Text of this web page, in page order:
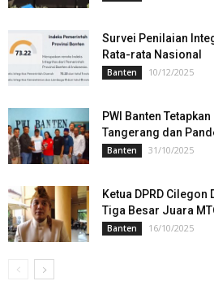
Survei Penilaian
Rata-rata Nasional
Banten 10/12/2025
PWI Banten
Tangerang dan
Banten 31/10/2025
Ketua DPRD
Tiga Besar Juara
Banten 16/10/2025